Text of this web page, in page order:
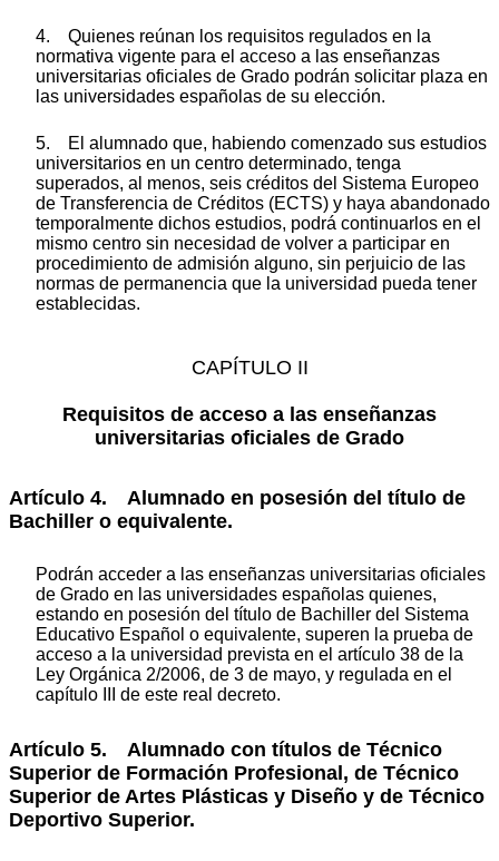
4. Quienes reúnan los requisitos regulados en la
normativa vigente para el acceso a las enseñanzas
universitarias oficiales de Grado podrán solicitar plaza en
las universidades españolas de su elección.
5. El alumnado que, habiendo comenzado sus estudios
universitarios en un centro determinado, tenga
superados, al menos, seis créditos del Sistema Europeo
de Transferencia de Créditos (ECTS) y haya abandonado
temporalmente dichos estudios, podrá continuarlos en el
mismo centro sin necesidad de volver a participar en
procedimiento de admisión alguno, sin perjuicio de las
normas de permanencia que la universidad pueda tener
establecidas.
CAPÍTULO II
Requisitos de acceso a las enseñanzas
universitarias oficiales de Grado
Artículo 4. Alumnado en posesión del título de
Bachiller o equivalente.
Podrán acceder a las enseñanzas universitarias oficiales
de Grado en las universidades españolas quienes,
estando en posesión del título de Bachiller del Sistema
Educativo Español o equivalente, superen la prueba de
acceso a la universidad prevista en el artículo 38 de la
Ley Orgánica 2/2006, de 3 de mayo, y regulada en el
capítulo III de este real decreto.
Artículo 5. Alumnado con títulos de Técnico
Superior de Formación Profesional, de Técnico
Superior de Artes Plásticas y Diseño y de Técnico
Deportivo Superior.